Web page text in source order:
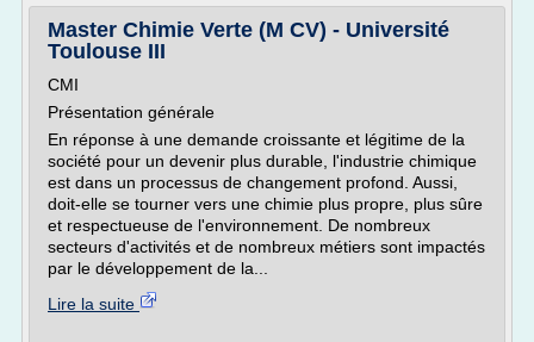
Master Chimie Verte (M CV) - Université
Toulouse III
CMI
Présentation générale
En réponse à une demande croissante et légitime de la
société pour un devenir plus durable, l'industrie chimique
est dans un processus de changement profond. Aussi,
doit-elle se tourner vers une chimie plus propre, plus sûre
et respectueuse de l'environnement. De nombreux
secteurs d'activités et de nombreux métiers sont impactés
par le développement de la...
Lire la suite